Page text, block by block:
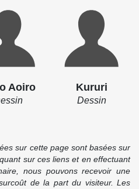
Aoiro Kururi
Dessin
sur cette page sont basées sur
sur ces liens et en effectuant
nous pouvons recevoir une
de la part du visiteur. Les